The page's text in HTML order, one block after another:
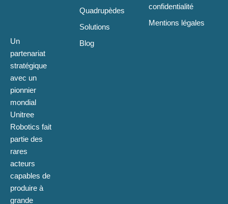
Un
partenariat
stratégique
avec un
pionnier
mondial
Unitree
Robotics fait
partie des
rares
acteurs
capables de
produire à
grande
Quadrupèdes
Solutions
Blog
confidentialité
Mentions légales